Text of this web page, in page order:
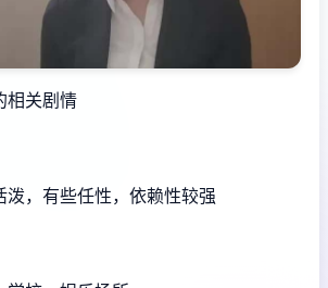
相关剧情
泼，有些任性，依赖性较强